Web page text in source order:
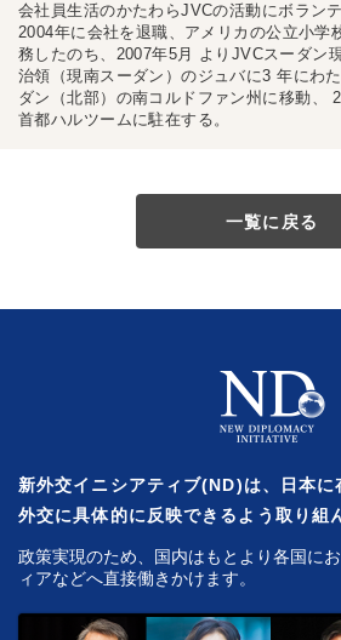
会社員生活のかたわらJVCの活動にボラン
2004年に会社を退職、アメリカの公立小学
務したのち、2007年5月 よりJVCスーダン
治領（現南スーダン）のジュバに3 年にわ
ダン（北部）の南コルドファン州に移動、
首都ハルツームに駐在する。
一覧に戻る
新外交イニシアティブ(ND)は、日本に
外交に具体的に反映できるよう取り組
政策実現のため、国内はもとより各国に
ィアなどへ直接働きかけます。